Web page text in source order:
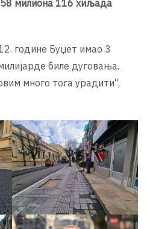
милиона 116 хиљада
године Буџет имао 3
биле дуговања.
много тога урадити“,